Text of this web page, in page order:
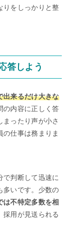
りをしっかりと整
答しよう
出来るだけ大きな
の内容に正しく答
ったり声が小さ
の仕事は務まりま
で判断して迅速に
多いです。少数の
は不特定多数を相
採用が見送られる